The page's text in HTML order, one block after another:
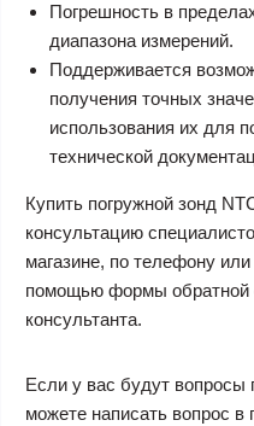
Погрешность в
диапазона измерений.
Поддерживается
получения точных
использования их для
технической
Купить погружной зонд
консультацию
магазине, по телефону
помощью формы обратной
консультанта.
Если у вас будут вопросы
можете написать вопрос в